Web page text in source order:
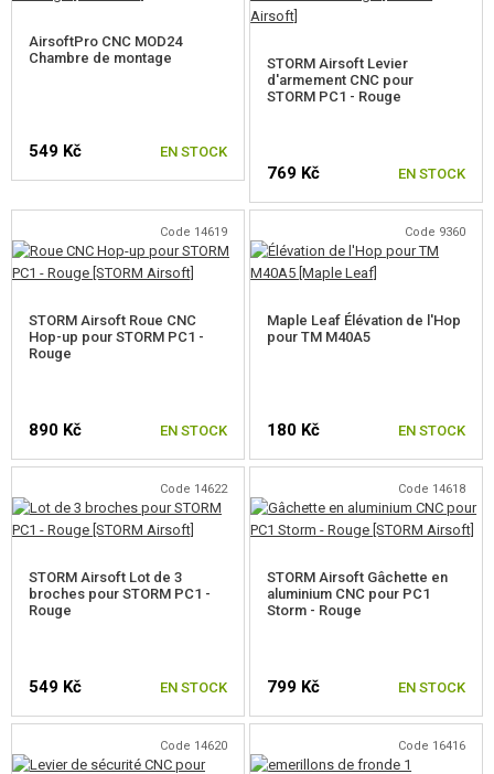
POUR SNOW WOLF KAR98K
POUR CYMA CM.700, 708
POUR SILVERBACK SRS
POUR SILVERBACK TAC-41
POUR ARES AMOEBA STRIKER
POUR SNOW WOLF M99
SNIPER CANONS DE PRÉCISION
JOINTS HOP-UP
AUTRES PIECES POUR SNIPER
HPA
AirsoftPro CNC MOD24
Chambre de montage
549 Kč EN STOCK
STORM Airsoft Levier
d'armement CNC pour
STORM PC1 - Rouge
769 Kč EN STOCK
Code 14619
STORM Airsoft Roue CNC
Hop-up pour STORM PC1 -
Rouge
890 Kč EN STOCK
Code 9360
Maple Leaf Élévation de l'Hop
pour TM M40A5
180 Kč EN STOCK
Code 14622
STORM Airsoft Lot de 3
broches pour STORM PC1 -
Rouge
549 Kč EN STOCK
Code 14618
STORM Airsoft Gâchette en
aluminium CNC pour PC1
Storm - Rouge
799 Kč EN STOCK
Code 14620 Code 16416